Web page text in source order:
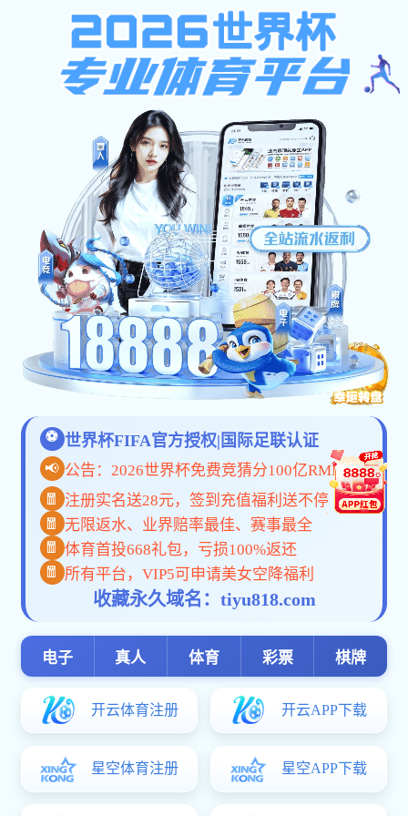
多彩宝
多彩宝:Found
The document has moved here.
多彩宝官方网站（2026已更新）最新版本-IOS/安卓通用版